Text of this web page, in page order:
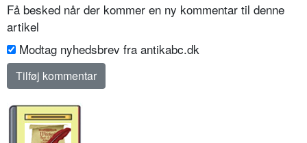
Få besked når der kommer en ny kommentar til denne
artikel
Modtag nyhedsbrev fra antikabc.dk